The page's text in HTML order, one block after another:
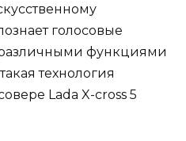
голосовые
функциями
технология
Lada X-cross 5